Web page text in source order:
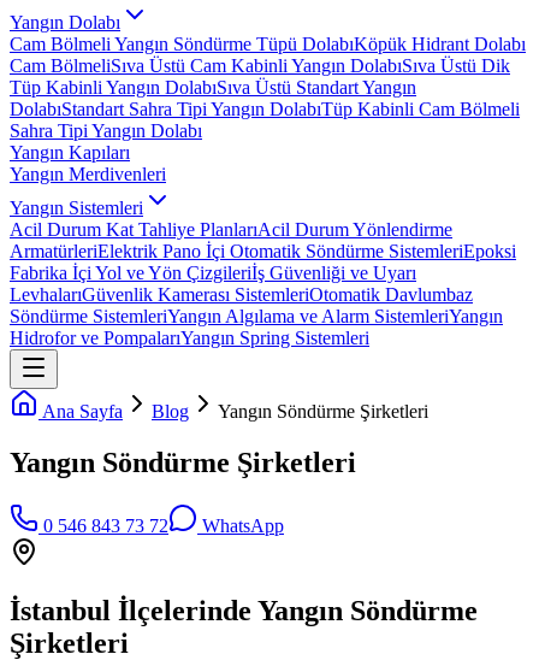
Yangın Dolabı
Cam Bölmeli Yangın Söndürme Tüpü DolabıKöpük Hidrant Dolabı
Cam BölmeliSıva Üstü Cam Kabinli Yangın DolabıSıva Üstü Dik
Tüp Kabinli Yangın DolabıSıva Üstü Standart Yangın
DolabıStandart Sahra Tipi Yangın DolabıTüp Kabinli Cam Bölmeli
Sahra Tipi Yangın Dolabı
Yangın Kapıları
Yangın Merdivenleri
Yangın Sistemleri
Acil Durum Kat Tahliye PlanlarıAcil Durum Yönlendirme
ArmatürleriElektrik Pano İçi Otomatik Söndürme SistemleriEpoksi
Fabrika İçi Yol ve Yön Çizgileriİş Güvenliği ve Uyarı
LevhalarıGüvenlik Kamerası SistemleriOtomatik Davlumbaz
Söndürme SistemleriYangın Algılama ve Alarm SistemleriYangın
Hidrofor ve PompalarıYangın Spring Sistemleri
Ana Sayfa Blog Yangın Söndürme Şirketleri
Yangın Söndürme Şirketleri
0 546 843 73 72 WhatsApp
İstanbul İlçelerinde Yangın Söndürme
Şirketleri